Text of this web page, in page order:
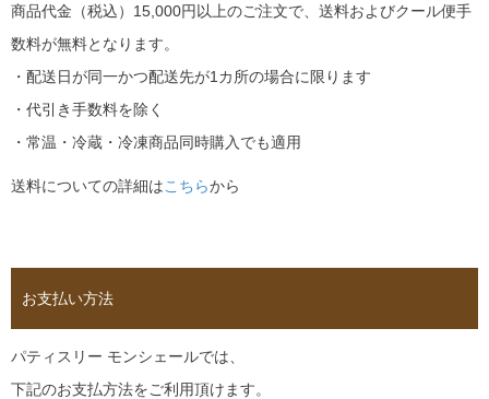
商品代金（税込）15,000円以上のご注文で、送料およびクール便手
数料が無料となります。
・配送日が同一かつ配送先が1カ所の場合に限ります
・代引き手数料を除く
・常温・冷蔵・冷凍商品同時購入でも適用
送料についての詳細はこちらから
お支払い方法
パティスリー モンシェールでは、
下記のお支払方法をご利用頂けます。